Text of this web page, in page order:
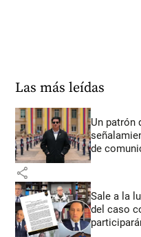
Las más leídas
Un patrón
de
share
Sale a la
del caso